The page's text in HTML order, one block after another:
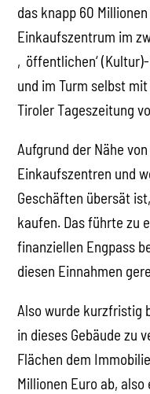
das knapp 60
Einkaufszentrum im
‚öffentlichen‘
und im Turm selbst
Tiroler Tageszeitung
Aufgrund der Nähe
Einkaufszentren und
Geschäften übersät
kaufen. Das führte zu
finanziellen Engpass
diesen Einnahmen
Also wurde kurzfristig
in dieses Gebäude zu
Flächen dem
Millionen Euro ab,